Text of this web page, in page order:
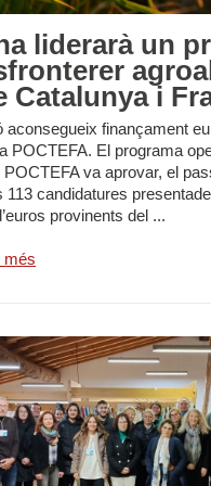
liderarà un
Catalunya i
aconsegueix finançament
POCTEFA. El programa
POCTEFA va aprovar, el
113 candidatures
provinents del ...
més